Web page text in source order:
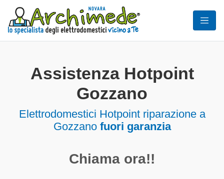
Assistenza Hotpoint
Gozzano
Elettrodomestici Hotpoint riparazione a
Gozzano fuori garanzia
Chiama ora!!